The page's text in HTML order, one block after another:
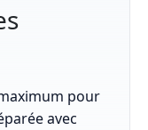
pour
avec